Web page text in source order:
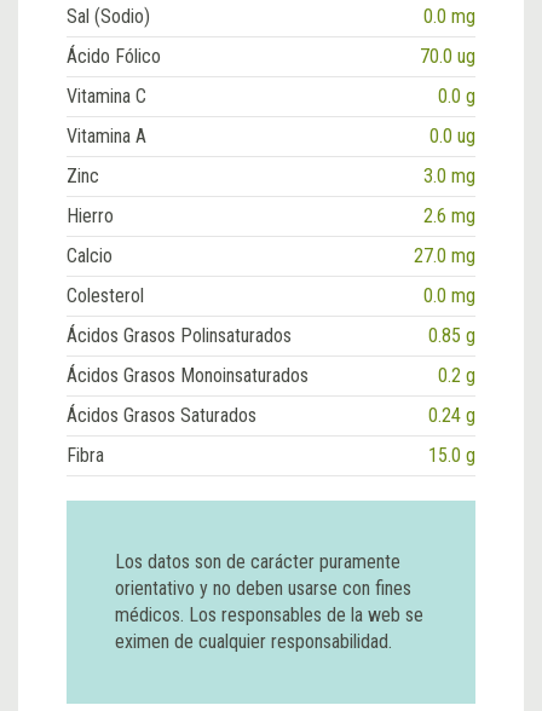
Sal (Sodio)
0.0 mg
Ácido Fólico
70.0 ug
Vitamina C
0.0 g
Vitamina A
0.0 ug
Zinc
3.0 mg
Hierro
2.6 mg
Calcio
27.0 mg
Colesterol
0.0 mg
Ácidos Grasos Polinsaturados
0.85 g
Ácidos Grasos Monoinsaturados
0.2 g
Ácidos Grasos Saturados
0.24 g
Fibra
15.0 g
Los datos son de carácter puramente
orientativo y no deben usarse con fines
médicos. Los responsables de la web se
eximen de cualquier responsabilidad.